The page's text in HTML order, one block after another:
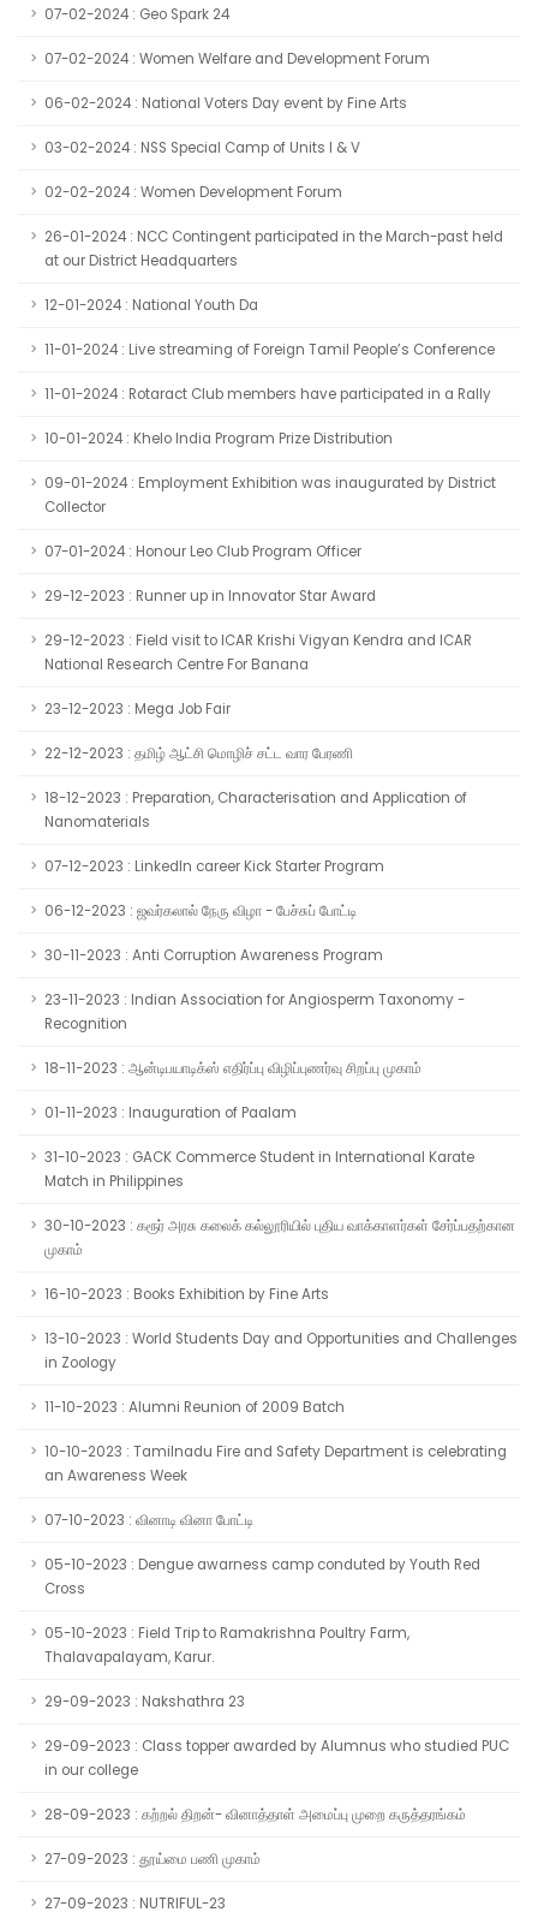
07-02-2024 : Geo Spark 24
07-02-2024 : Women Welfare and Development Forum
06-02-2024 : National Voters Day event by Fine Arts
03-02-2024 : NSS Special Camp of Units I & V
02-02-2024 : Women Development Forum
26-01-2024 : NCC Contingent participated in the March-past held
at our District Headquarters
12-01-2024 : National Youth Da
11-01-2024 : Live streaming of Foreign Tamil People’s Conference
11-01-2024 : Rotaract Club members have participated in a Rally
10-01-2024 : Khelo India Program Prize Distribution
09-01-2024 : Employment Exhibition was inaugurated by District
Collector
07-01-2024 : Honour Leo Club Program Officer
29-12-2023 : Runner up in Innovator Star Award
29-12-2023 : Field visit to ICAR Krishi Vigyan Kendra and ICAR
National Research Centre For Banana
23-12-2023 : Mega Job Fair
22-12-2023 : தமிழ் ஆட்சி மொழிச் சட்ட வார பேரணி
18-12-2023 : Preparation, Characterisation and Application of
Nanomaterials
07-12-2023 : LinkedIn career Kick Starter Program
06-12-2023 : ஜவர்கலால் நேரு விழா - பேச்சுப் போட்டி
30-11-2023 : Anti Corruption Awareness Program
23-11-2023 : Indian Association for Angiosperm Taxonomy -
Recognition
18-11-2023 : ஆன்டிபயாடிக்ஸ் எதிர்ப்பு விழிப்புணர்வு சிறப்பு முகாம்
01-11-2023 : Inauguration of Paalam
31-10-2023 : GACK Commerce Student in International Karate
Match in Philippines
30-10-2023 : கரூர் அரசு கலைக் கல்லூரியில் புதிய வாக்காளர்கள் சேர்ப்பதற்கான
முகாம்
16-10-2023 : Books Exhibition by Fine Arts
13-10-2023 : World Students Day and Opportunities and Challenges
in Zoology
11-10-2023 : Alumni Reunion of 2009 Batch
10-10-2023 : Tamilnadu Fire and Safety Department is celebrating
an Awareness Week
07-10-2023 : வினாடி வினா போட்டி
05-10-2023 : Dengue awarness camp conduted by Youth Red
Cross
05-10-2023 : Field Trip to Ramakrishna Poultry Farm,
Thalavapalayam, Karur.
29-09-2023 : Nakshathra 23
29-09-2023 : Class topper awarded by Alumnus who studied PUC
in our college
28-09-2023 : கற்றல் திறன்- வினாத்தாள் அமைப்பு முறை கருத்தரங்கம்
27-09-2023 : தூய்மை பணி முகாம்
27-09-2023 : NUTRIFUL-23